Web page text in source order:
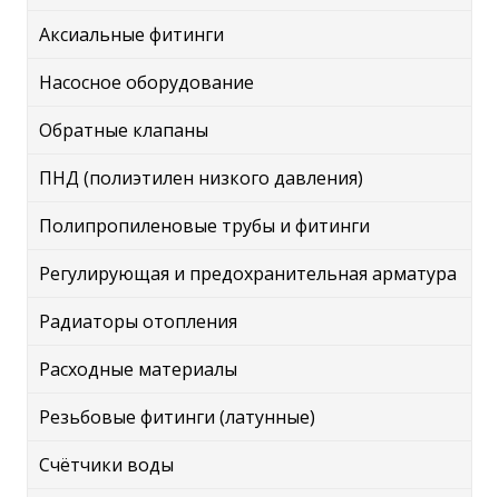
Аксиальные фитинги
Насосное оборудование
Обратные клапаны
ПНД (полиэтилен низкого давления)
Полипропиленовые трубы и фитинги
Регулирующая и предохранительная арматура
Радиаторы отопления
Расходные материалы
Резьбовые фитинги (латунные)
Счётчики воды